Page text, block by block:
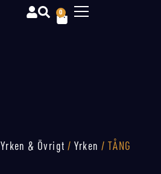
0
Yrken & Övrigt / Yrken / TÅNG